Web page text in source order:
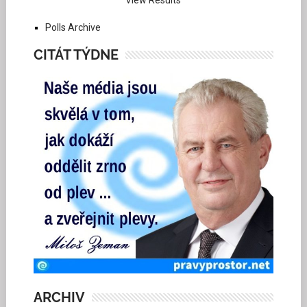
Polls Archive
CITÁT TÝDNE
ARCHIV